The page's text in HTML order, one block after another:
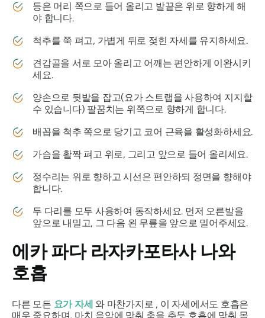
등은 머리 쪽으로 들어 올리고 발끝은 위로 향하게 해
야 합니다.
척추를 쭉 펴고, 가볍게 뒤로 젖힌 자세를 유지하세요.
견갑골을 서로 모아 올리고 어깨는 편안하게 이완시키
세요.
양손으로 뒷발을 잡고(요가 스트랩을 사용하여 지지할
수 있습니다) 팔꿈치는 위쪽으로 향하게 합니다.
배꼽을 척추 쪽으로 당기고 코어 근육을 활성화하세요.
가슴을 활짝 펴고 위로, 그리고 앞으로 들어 올리세요.
정수리는 위로 향하고 시선은 편안하되 정면을 향해야
합니다.
두 다리를 모두 사용하여 동작하세요. 먼저 오른발을
앞으로 내밀고, 그 다음 왼 무릎을 앞으로 밀어주세요.
에카 파다 라자카포타사 나와
호흡
다른 모든 요가 자세 와 마찬가지로 , 이 자세에서도 호흡은
매우 중요하며, 마치 음악에 맞춰 춤을 추듯 호흡에 맞춰 몸